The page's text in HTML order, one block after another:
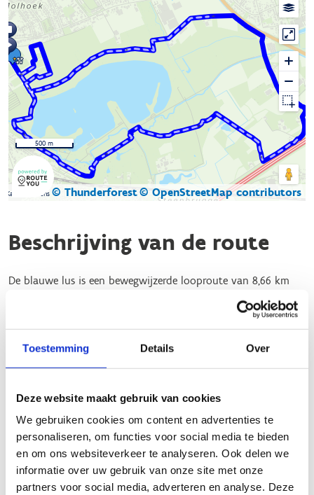
Toestemming Details Over
Deze website maakt gebruik van cookies
We gebruiken cookies om content en advertenties te
personaliseren, om functies voor social media te bieden
en om ons websiteverkeer te analyseren. Ook delen we
informatie over uw gebruik van onze site met onze
partners voor social media, adverteren en analyse. Deze
Kaartgegevens © Thunderforest© OpenStreetMap contributors
500 m
Beschrijving van de route
De blauwe lus is een bewegwijzerde looproute van 8,66 km
die start aan de Finse looppiste bij sporthal De Dageraad.
prachtige recreatie- en natuurdomein 'de Gavers'.
Na hevige regenval zijn sommige stukken minder goed
Parkeren kan aan de sporthal De Dageraad en op Parking
West Stasegemsesteenweg.
Stasegemsesteenweg 11 8530 Harelbeke